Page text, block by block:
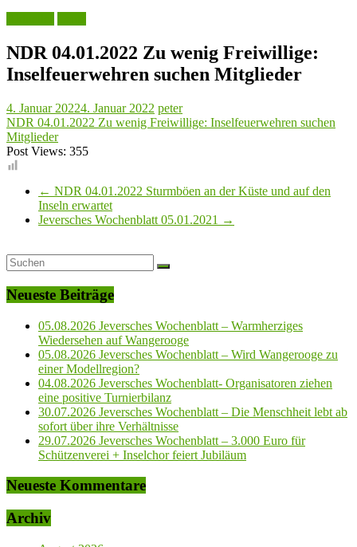
NDR 04.01.2022 Zu wenig Freiwillige:
Inselfeuerwehren suchen Mitglieder
4. Januar 20224. Januar 2022 peter
NDR 04.01.2022 Zu wenig Freiwillige: Inselfeuerwehren suchen
Mitglieder
Post Views: 355
← NDR 04.01.2022 Sturmböen an der Küste und auf den
Inseln erwartet
Jeversches Wochenblatt 05.01.2021 →
Neueste Beiträge
05.08.2026 Jeversches Wochenblatt – Warmherziges
Wiedersehen auf Wangerooge
05.08.2026 Jeversches Wochenblatt – Wird Wangerooge zu
einer Modellregion?
04.08.2026 Jeversches Wochenblatt- Organisatoren ziehen
eine positive Turnierbilanz
30.07.2026 Jeversches Wochenblatt – Die Menschheit lebt ab
sofort über ihre Verhältnisse
29.07.2026 Jeversches Wochenblatt – 3.000 Euro für
Schützenverei + Inselchor feiert Jubiläum
Neueste Kommentare
Archiv